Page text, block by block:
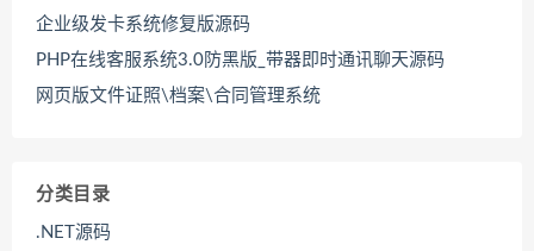
企业级发卡系统修复版源码
PHP在线客服系统3.0防黑版_带器即时通讯聊天源码
网页版文件证照\档案\合同管理系统
分类目录
.NET源码